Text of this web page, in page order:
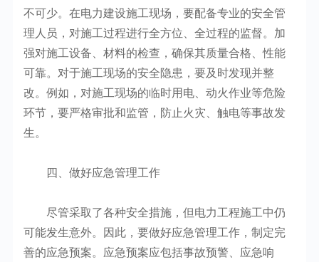
不可少。在电力建设施工现场，要配备专业的安全管
理人员，对施工过程进行全方位、全过程的监督。加
强对施工设备、材料的检查，确保其质量合格、性能
可靠。对于施工现场的安全隐患，要及时发现并整
改。例如，对施工现场的临时用电、动火作业等危险
环节，要严格审批和监管，防止火灾、触电等事故发
生。
四、做好应急管理工作
尽管采取了各种安全措施，但电力工程施工中仍
可能发生意外。因此，要做好应急管理工作，制定完
善的应急预案。应急预案应包括事故预警、应急响